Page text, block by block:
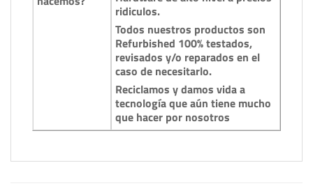
ridiculos.
Todos nuestros productos son
Refurbished 100% testados,
revisados y/o reparados en el
caso de necesitarlo.
Reciclamos y damos vida a
tecnología que aún tiene mucho
que hacer por nosotros